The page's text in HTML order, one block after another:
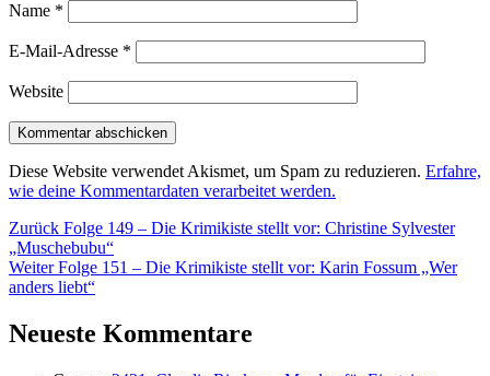
Name *
E-Mail-Adresse *
Website
Diese Website verwendet Akismet, um Spam zu reduzieren. Erfahre,
wie deine Kommentardaten verarbeitet werden.
Beitragsnavigation
Zurück Vorheriger
Beitrag:
Folge 149 – Die Krimikiste stellt vor: Christine Sylvester
„Muschebubu“
Weiter Nächster
Beitrag:
Folge 151 – Die Krimikiste stellt vor: Karin Fossum „Wer
anders liebt“
Neueste Kommentare